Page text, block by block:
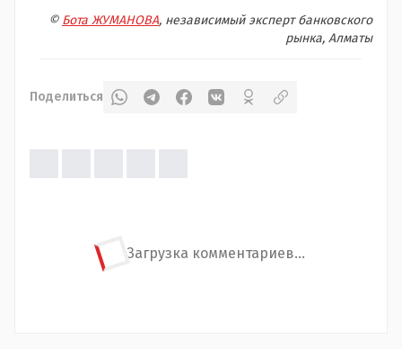
© Бота ЖУМАНОВА, независимый эксперт банковского
рынка, Алматы
Поделиться
Загрузка комментариев...